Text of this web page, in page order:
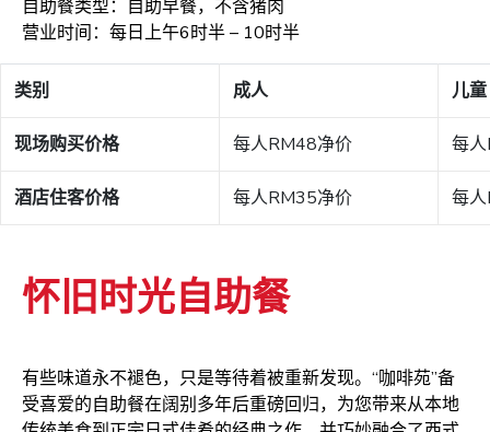
自助餐类型：自助早餐，不含猪肉
营业时间：每日上午6时半 – 10时半
类别 成人 儿
现场购买价格 每人RM48净价 每
酒店住客价格 每人RM35净价 每
怀旧时光自助餐
有些味道永不褪色，只是等待着被重新发现。“咖啡苑”备
受喜爱的自助餐在阔别多年后重磅回归，为您带来从本地